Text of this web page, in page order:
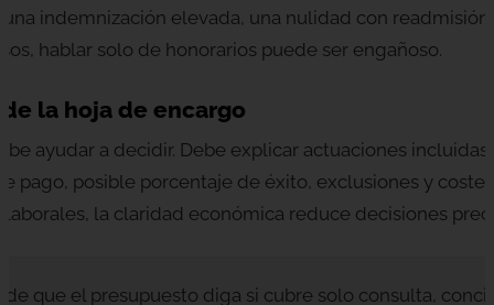
indemnización elevada, una nulidad con
hablar solo de honorarios puede ser engañoso.
la hoja de encargo
ayudar a decidir. Debe explicar actuaciones
pago, posible porcentaje de éxito, exclusiones y coste
laborales, la claridad económica reduce decisiones
que el presupuesto diga si cubre solo consulta,